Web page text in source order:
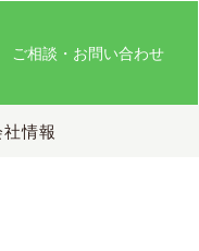
ご相談・お問い合わせ
社情報